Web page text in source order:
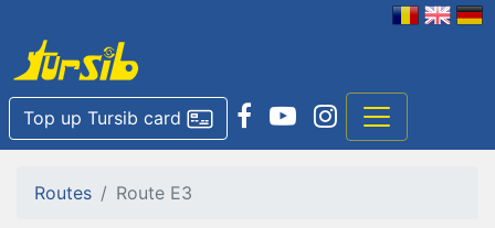
Top up Tursib card
Routes Route E3